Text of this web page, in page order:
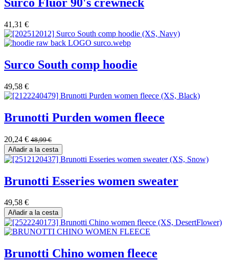
41,31 €
Surco South comp hoodie
49,58 €
Brunotti Purden women fleece
20,24 € 48,99€
Añadir a la cesta
Brunotti Esseries women sweater
49,58 €
Añadir a la cesta
Brunotti Chino women fleece